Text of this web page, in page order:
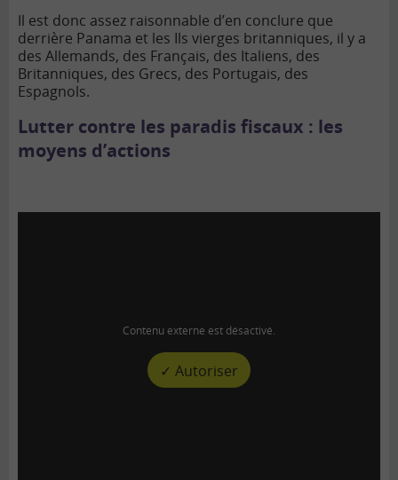
Il est donc assez raisonnable d’en conclure que
derrière Panama et les Ils vierges britanniques, il y a
des Allemands, des Français, des Italiens, des
Britanniques, des Grecs, des Portugais, des
Espagnols.
Lutter contre les paradis fiscaux : les
moyens d’actions
Contenu externe est désactivé.
✓ Autoriser